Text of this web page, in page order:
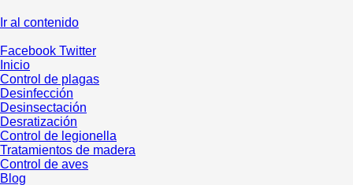
Ir al contenido
Facebook Twitter
Inicio
Control de plagas
Desinfección
Desinsectación
Desratización
Control de legionella
Tratamientos de madera
Control de aves
Blog